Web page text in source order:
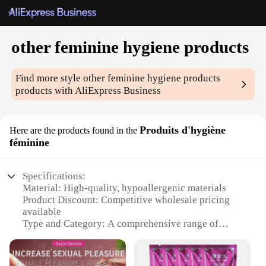
other feminine hygiene products
Find more styleother feminine hygiene products
products with AliExpress Business
Here are the products found in the Produits d'hygiène
féminine
Specifications:
Material: High-quality, hypoallergenic materials
Product Discount: Competitive wholesale pricing
available
Type and Category: A comprehensive range of
Design and Style: Ergonomic and discreet
packaging